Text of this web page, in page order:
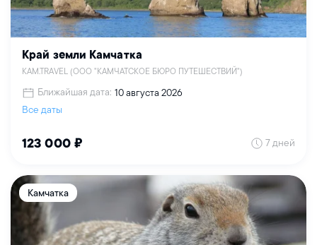
Край земли Камчатка
KAM.TRAVEL (ООО "КАМЧАТСКОЕ БЮРО ПУТЕШЕСТВИЙ")
Ближайшая дата: 10 августа 2026
Все даты
123 000 ₽ 7 дней
Камчатка